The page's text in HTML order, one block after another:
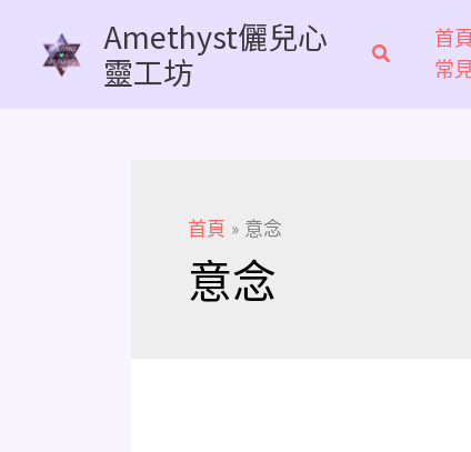
Amethyst儷兒心
靈工坊
首
常
首頁 意念
意念